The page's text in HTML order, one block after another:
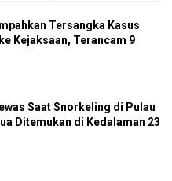
Tersangka Kasus
Kejaksaan, Terancam 9
Saat Snorkeling di Pulau
Ditemukan di Kedalaman 23